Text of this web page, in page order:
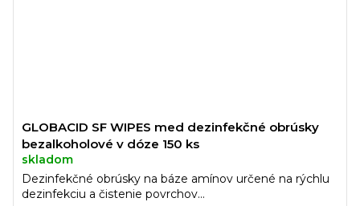
GLOBACID SF WIPES med dezinfekčné obrúsky
bezalkoholové v dóze 150 ks
skladom
Dezinfekčné obrúsky na báze amínov určené na rýchlu
dezinfekciu a čistenie povrchov...